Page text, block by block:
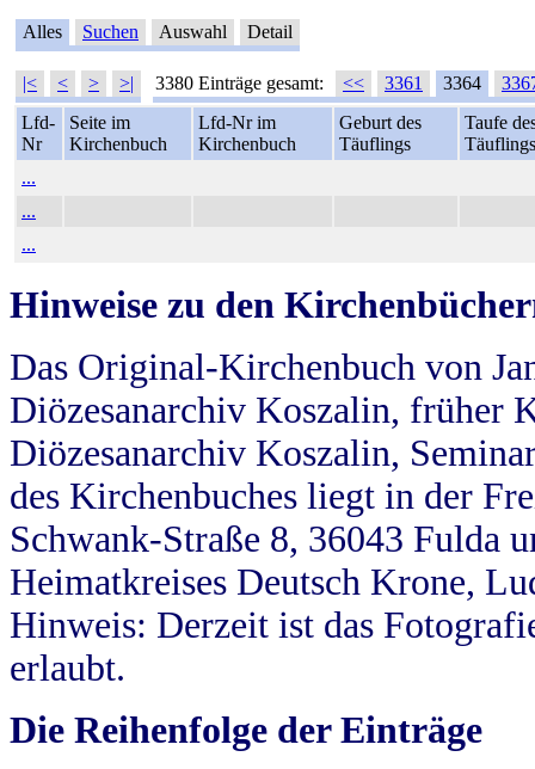
Alles Suchen Auswahl Detail
|< < > >| 3380 Einträge gesamt: << 3361 3364
Lfd-
Nr
Seite im
Kirchenbuch
Lfd-Nr im
Kirchenbuch
Geburt des
Täuflings
Taufe
Täuflings
...
...
...
Hinweise zu den
Das Original-Kirchenbuch von
Diözesanarchiv Koszalin, früher
Diözesanarchiv Koszalin,
des Kirchenbuches liegt in der
Schwank-Straße 8, 36043 Fulda
Heimatkreises Deutsch Krone,
Hinweis: Derzeit ist das
erlaubt.
Die Reihenfolge der Einträge